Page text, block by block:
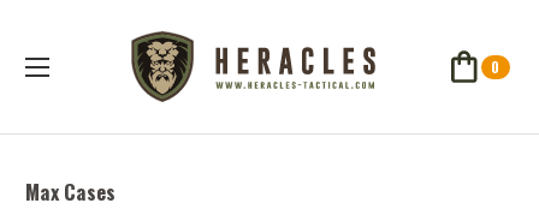
0
Max Cases